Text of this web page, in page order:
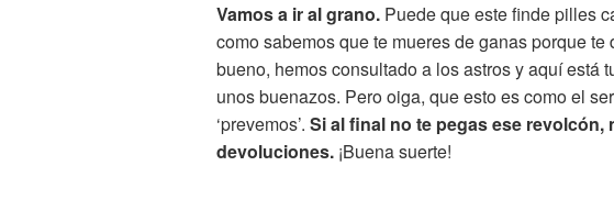
Vamos a ir al grano. Puede que este finde pilles
como sabemos que te mueres de ganas porque
bueno, hemos consultado a los astros y aquí está
unos buenazos. Pero oiga, que esto es como el
‘prevemos’. Si al final no te pegas ese revolcón,
devoluciones. ¡Buena suerte!